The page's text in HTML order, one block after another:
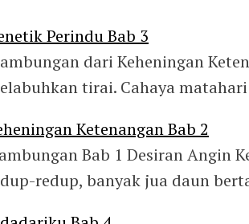
Perindu Bab 3
dari Keheningan
tirai. Cahaya
Ketenangan Bab 2
Bab 1 Desiran Angin
redup, banyak jua daun